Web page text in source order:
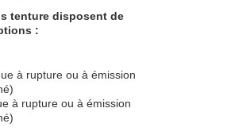
tenture disposent de
:
à rupture ou à émission
à rupture ou à émission